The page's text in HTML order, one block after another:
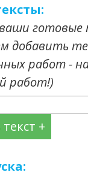
готовые
добавить
работ -
работ!)
+